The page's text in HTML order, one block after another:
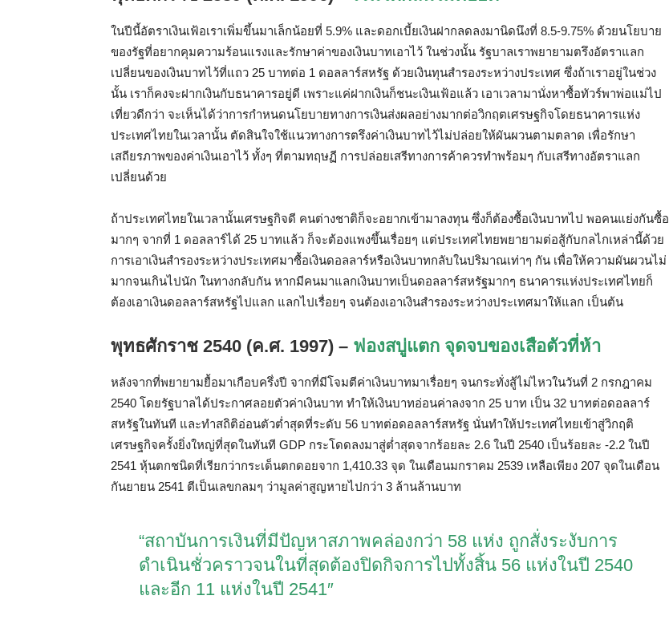
ในปีนี้อัตราเงินเฟ้อเราเพิ่มขึ้นมาเล็กน้อยที่ 5.9% และดอกเบี้ยเงินฝากลดลงมานิดนึงที่ 8.5-9.75% ด้วยนโยบาย
ของรัฐที่อยากคุมความร้อนแรงและรักษาค่าของเงินบาทเอาไว้ ในช่วงนั้น รัฐบาลเราพยายามตรึงอัตราแลก
เปลี่ยนของเงินบาทไว้ที่แถว 25 บาทต่อ 1 ดอลลาร์สหรัฐ ด้วยเงินทุนสำรองระหว่างประเทศ ซึ่งถ้าเราอยู่ในช่วง
นั้น เราก็คงจะฝากเงินกับธนาคารอยู่ดี เพราะแค่ฝากเงินก็ชนะเงินเฟ้อแล้ว เอาเวลามานั่งหาซื้อทัวร์พาพ่อแม่ไป
เที่ยวดีกว่า จะเห็นได้ว่าการกำหนดนโยบายทางการเงินส่งผลอย่างมากต่อวิกฤตเศรษฐกิจโดยธนาคารแห่ง
ประเทศไทยในเวลานั้น ตัดสินใจใช้แนวทางการตรึงค่าเงินบาทไว้ไม่ปล่อยให้ผันผวนตามตลาด เพื่อรักษา
เสถียรภาพของค่าเงินเอาไว้ ทั้งๆ ที่ตามทฤษฏี การปล่อยเสรีทางการค้าควรทำพร้อมๆ กับเสรีทางอัตราแลก
เปลี่ยนด้วย
ถ้าประเทศไทยในเวลานั้นเศรษฐกิจดี คนต่างชาติก็จะอยากเข้ามาลงทุน ซึ่งก็ต้องซื้อเงินบาทไป พอคนแย่งกันซื้อ
มากๆ จากที่ 1 ดอลลาร์ได้ 25 บาทแล้ว ก็จะต้องแพงขึ้นเรื่อยๆ แต่ประเทศไทยพยายามต่อสู้กับกลไกเหล่านี้ด้วย
การเอาเงินสำรองระหว่างประเทศมาซื้อเงินดอลลาร์หรือเงินบาทกลับในปริมาณเท่าๆ กัน เพื่อให้ความผันผวนไม่
มากจนเกินไปนัก ในทางกลับกัน หากมีคนมาแลกเงินบาทเป็นดอลลาร์สหรัฐมากๆ ธนาคารแห่งประเทศไทยก็
ต้องเอาเงินดอลลาร์สหรัฐไปแลก แลกไปเรื่อยๆ จนต้องเอาเงินสำรองระหว่างประเทศมาให้แลก เป็นต้น
พุทธศักราช 2540 (ค.ศ. 1997) – ฟองสบู่แตก จุดจบของเสือตัวที่ห้า
หลังจากที่พยายามยื้อมาเกือบครึ่งปี จากที่มีโจมตีค่าเงินบาทมาเรื่อยๆ จนกระทั่งสู้ไม่ไหวในวันที่ 2 กรกฎาคม
2540 โดยรัฐบาลได้ประกาศลอยตัวค่าเงินบาท ทำให้เงินบาทอ่อนค่าลงจาก 25 บาท เป็น 32 บาทต่อดอลลาร์
สหรัฐในทันที และทำสถิติอ่อนตัวต่ำสุดที่ระดับ 56 บาทต่อดอลลาร์สหรัฐ นั่นทำให้ประเทศไทยเข้าสู่วิกฤติ
เศรษฐกิจครั้งยิ่งใหญ่ที่สุดในทันที GDP กระโดดลงมาสู่ต่ำสุดจากร้อยละ 2.6 ในปี 2540 เป็นร้อยละ -2.2 ในปี
2541 หุ้นตกชนิดที่เรียกว่ากระเด็นตกดอยจาก 1,410.33 จุด ในเดือนมกราคม 2539 เหลือเพียง 207 จุดในเดือน
กันยายน 2541 ตีเป็นเลขกลมๆ ว่ามูลค่าสูญหายไปกว่า 3 ล้านล้านบาท
“สถาบันการเงินที่มีปัญหาสภาพคล่องกว่า 58 แห่ง ถูกสั่งระงับการ
ดำเนินชั่วคราวจนในที่สุดต้องปิดกิจการไปทั้งสิ้น56 แห่งในปี 2540
และอีก 11 แห่งในปี 2541″